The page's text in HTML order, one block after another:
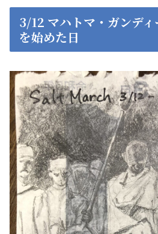
3/12 マハトマ・ガンディ
を始めた日